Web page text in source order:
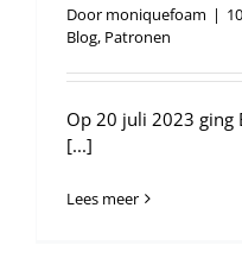
Door moniquefoam |
Blog, Patronen
Op 20 juli 2023 ging
[...]
Lees meer